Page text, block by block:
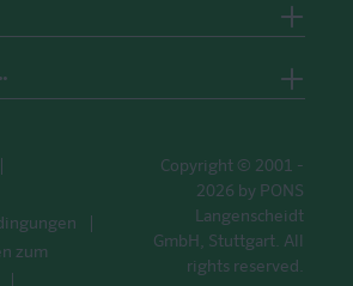
zum
Copyright © 2001 -
2026 by PONS
Langenscheidt
GmbH, Stuttgart. All
rights reserved.